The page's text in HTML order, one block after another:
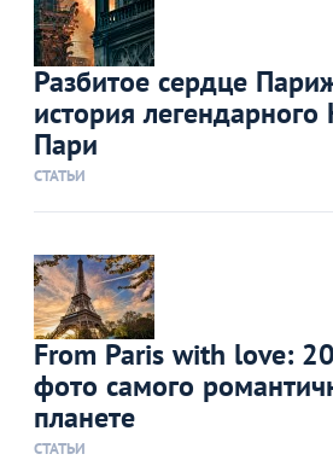
Разбитое сердце
история
Пари
СТАТЬИ
From Paris with love:
фото самого
планете
СТАТЬИ